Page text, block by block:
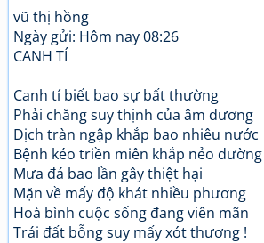
vũ thị hồng
Ngày gửi: Hôm nay 08:26
CANH TÍ
Canh tí biết bao sự bất thường
Phải chăng suy thịnh của âm dương
Dịch tràn ngập khắp bao nhiêu nước
Bệnh kéo triền miên khắp nẻo đường
Mưa đá bao lần gây thiệt hại
Mặn về mấy độ khát nhiều phương
Hoà bình cuộc sống đang viên mãn
Trái đất bỗng suy mấy xót thương !